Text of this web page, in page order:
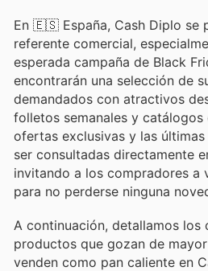
En 🇪🇸 España, Cash Diplo se
referente comercial,
esperada campaña de Black
encontrarán una selección de
demandados con atractivos
folletos semanales y catálogos
ofertas exclusivas y las
ser consultadas directamente
invitando a los compradores a
para no perderse ninguna
A continuación, detallamos los
productos que gozan de
venden como pan caliente en